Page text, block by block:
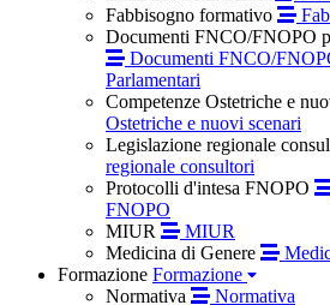
Fabbisogno formativo
Documenti FNCO/FNOPO
Documenti FNCO/
Parlamentari
Competenze Ostetriche e
Ostetriche e nuovi scenari
Legislazione regionale
regionale consultori
Protocolli d'intesa FNOPO
FNOPO
MIUR
MIUR
Medicina di Genere
Formazione Formazione
Normativa
Normativa